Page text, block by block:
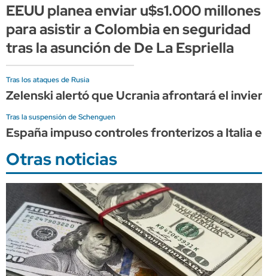
EEUU planea enviar u$s1.000 millones
para asistir a Colombia en seguridad
tras la asunción de De La Espriella
Tras los ataques de Rusia
Zelenski alertó que Ucrania afrontará el
Tras la suspensión de Schenguen
España impuso controles fronterizos a Italia
Otras noticias